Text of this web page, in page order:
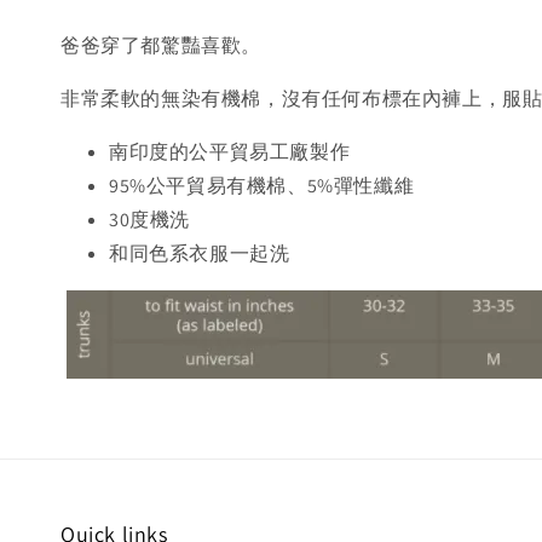
爸爸穿了都驚豔喜歡。
非常柔軟的無染有機棉，沒有任何布標在內褲上，服
南印度的公平貿易工廠製作
95%公平貿易有機棉、5%彈性纖維
30度機洗
和同色系衣服一起洗
Quick links